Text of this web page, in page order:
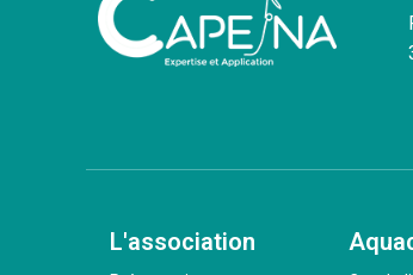
L'association